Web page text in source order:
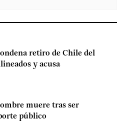
retiro de Chile del
y acusa
muere tras ser
público